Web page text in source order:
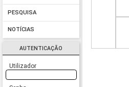
PESQUISA
NOTÍCIAS
AUTENTICAÇÃO
Utilizador